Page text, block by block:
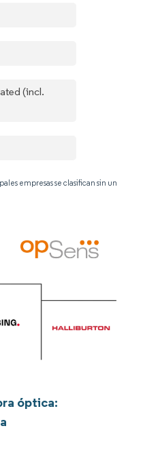
(incl.
empresas se clasifican sin un
óptica: